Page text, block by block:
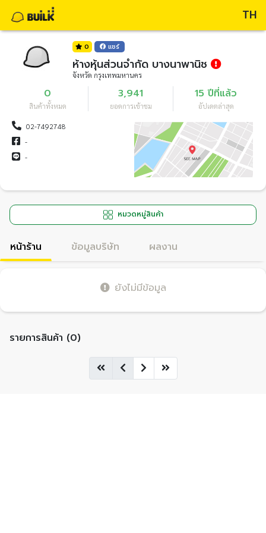
TH
0 แชร์
ห้างหุ้นส่วนจำกัด บางนาพานิช
จังหวัด กรุงเทพมหานคร
0
สินค้าทั้งหมด
3,941
ยอดการเข้าชม
15 ปีที่แล้ว
อัปเดตล่าสุด
02-7492748
-
-
หมวดหมู่สินค้า
หน้าร้าน ข้อมูลบริษัท ผลงาน
ยังไม่มีข้อมูล
รายการสินค้า (0)